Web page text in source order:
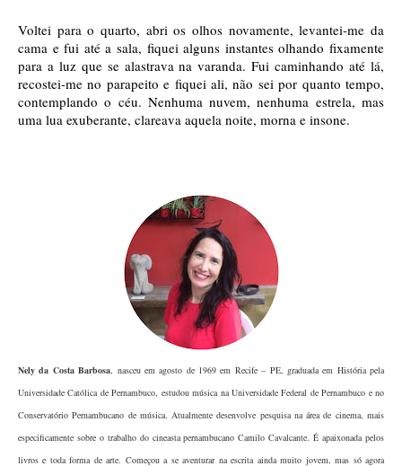
Voltei para o quarto, abri os olhos novamente, levantei-me da
cama e fui até a sala, fiquei alguns instantes olhando fixamente
para a luz que se alastrava na varanda. Fui caminhando até lá,
recostei-me no parapeito e fiquei ali, não sei por quanto tempo,
contemplando o céu. Nenhuma nuvem, nenhuma estrela, mas
uma lua exuberante, clareava aquela noite, morna e insone.
Nely da Costa Barbosa, nasceu em agosto de 1969 em Recife – PE, graduada em História pela
Universidade Católica de Pernambuco, estudou música na Universidade Federal de Pernambuco e no
Conservatório Pernambucano de música. Atualmente desenvolve pesquisa na área de cinema, mais
especificamente sobre o trabalho do cineasta pernambucano Camilo Cavalcante. É apaixonada pelos
livros e toda forma de arte. Começou a se aventurar na escrita ainda muito jovem, mas só agora